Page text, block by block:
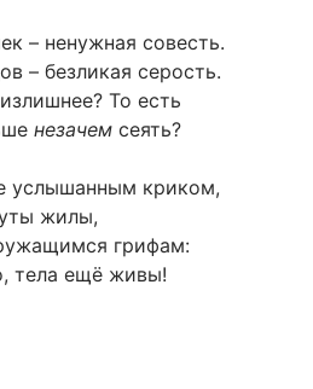
– ненужная совесть.
– безликая серость.
То есть
незачем сеять?
услышанным криком,
жилы,
грифам:
тела ещё живы!